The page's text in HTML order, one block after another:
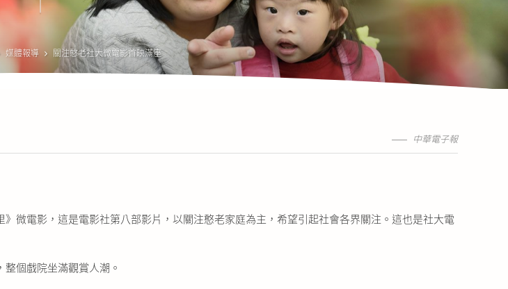
媒體報導 關注憨老社大微電影首映滿座
中華電子報
微電影，這是電影社第八部影片，以關注憨老家庭為主，希望引起社會各界關注。這也是社大電
個戲院坐滿觀賞人潮。